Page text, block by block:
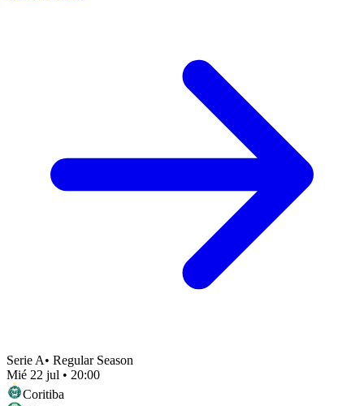
Serie A• Regular Season
Mié 22 jul • 20:00
Coritiba